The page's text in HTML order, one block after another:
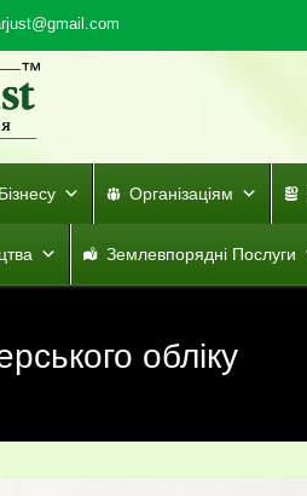
Бізнесу Організаціям
Землевпорядні Послуги
обліку